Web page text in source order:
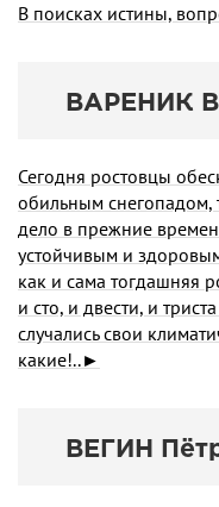
В поисках истины,
ВАРЕНИК
Сегодня ростовцы
обильным снегопадом,
дело в прежние
устойчивым и
как и сама тогдашняя
и сто, и двести, и
случались свои
какие!..►
ВЕГИН